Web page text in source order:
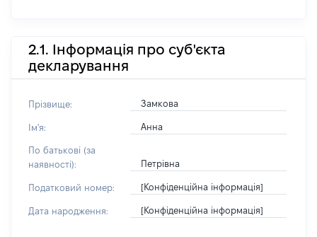
2.1. Інформація про суб'єкта
декларування
Прізвище: Замкова
Ім'я: Анна
По батькові (за
наявності):
Петрівна
Податковий номер: [Конфіденційна інформація]
Дата народження: [Конфіденційна інформація]